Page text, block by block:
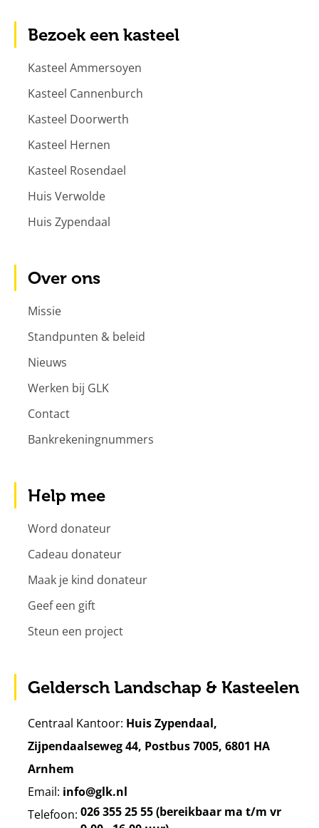
Bezoek een kasteel
Kasteel Ammersoyen
Kasteel Cannenburch
Kasteel Doorwerth
Kasteel Hernen
Kasteel Rosendael
Huis Verwolde
Huis Zypendaal
Over ons
Missie
Standpunten & beleid
Nieuws
Werken bij GLK
Contact
Bankrekeningnummers
Help mee
Word donateur
Cadeau donateur
Maak je kind donateur
Geef een gift
Steun een project
Geldersch Landschap & Kasteelen
Centraal Kantoor: Huis Zypendaal,
Zijpendaalseweg 44, Postbus 7005, 6801 HA
Arnhem
Email: info@glk.nl
Telefoon: 026 355 25 55 (bereikbaar ma t/m vr